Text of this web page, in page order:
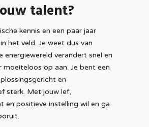
talent?
kennis en een paar jaar
het veld. Je weet dus van
energiewereld verandert snel en
moeiteloos op aan. Je bent een
en
sterk. Met jouw lef,
en positieve instelling wil en ga